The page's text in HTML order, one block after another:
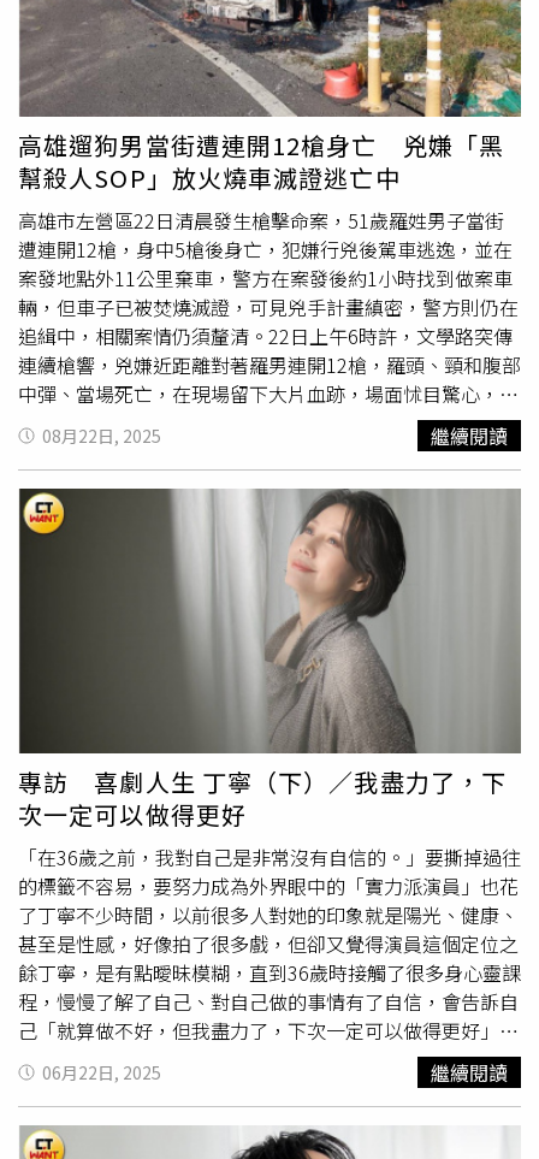
白質食物、25%澱粉食物）原則拿捏，其中蔬菜多一點、澱
粉少一點，就能避免吃過頭，但若真的失手，隔天嘗試輕斷
食，給身體一點休息時間，避免長期以高發炎飲食為主，要
是常出現餐後疲倦、血糖忽高忽低或體重停滯，就該尋求專
業協助，及早調整代謝，避免小毛病拖成大麻煩。
件，最終遭判刑4年2個月定讞，因未入監而遭高雄、橋頭地
檢署通緝。根據《自由時報》報導，羅男近年與同居人搬入
左營文學路，不到一年。鄰居透露，他常駕駛BMW、賓士
等進口車出入，鮮少與社區互動，給人財力不俗的印象。此
外，羅男與2024年7月遭11槍狙殺身亡的台南市區漁會前理
事長林士傑熟識，兩人甚至有所淵源。由於本案槍手手法與
林士傑命案極為相似，引發外界聯想是否涉及同一脈絡的黑
道糾紛。警方強調，兇嫌對死者行蹤瞭若指掌，且在犯案、
逃逸及棄車路線皆展現高度規劃，顯示整起案件極可能為精
心策畫的謀殺。目前專案小組正全力追緝在逃槍手，並調查
背後是否牽涉黑道或其他恩怨。
高雄遛狗男當街遭連開12槍身亡 兇嫌「黑
幫殺人SOP」放火燒車滅證逃亡中
高雄市左營區22日清晨發生槍擊命案，51歲羅姓男子當街
遭連開12槍，身中5槍後身亡，犯嫌行兇後駕車逃逸，並在
案發地點外11公里棄車，警方在案發後約1小時找到做案車
輛，但車子已被焚燒滅證，可見兇手計畫縝密，警方則仍在
追緝中，相關案情仍須釐清。22日上午6時許，文學路突傳
連續槍響，兇嫌近距離對著羅男連開12槍，羅頭、頸和腹部
中彈、當場死亡，在現場留下大片血跡，場面怵目驚心，附
近民眾見狀連忙報警。警方趕抵後立即封鎖現場，調閱監視
器後鎖定白色自小客車犯案，在案發後1小時找到作案車
輛，但該車被棄置田邊，還遭焚毀滅證，可見犯嫌計畫縝
密、早有預謀，還製造斷點增加警方辦案難度。而殺人後放
火燒車滅證也是黑幫常用手法，桃園市黑幫角頭「黑人」郭
信一遭狙殺案，以及台南漁會理事長林士傑
遭槍殺，兇嫌都
在犯案後燒車，目前2案兇嫌皆未落網，讓人懷疑案情並不
單純。據悉，羅男是詐欺和竊盜通緝犯，而兇嫌22日清晨就
在羅男家旁公園埋伏，見其現身還與他談判，警方則正追捕
兇手中，相關案情仍須釐清。
08月22日, 2025 繼續閱讀
專訪 喜劇人生 丁寧（下）／我盡力了，下
次一定可以做得更好
「在36歲之前，我對自己是非常沒有自信的。」要撕掉過往
的標籤不容易，要努力成為外界眼中的「實力派演員」也花
了丁寧不少時間，以前很多人對她的印象就是陽光、健康、
甚至是性感，好像拍了很多戲，但卻又覺得演員這個定位之
餘丁寧，是有點曖昧模糊，直到36歲時接觸了很多身心靈課
程，慢慢了解了自己、對自己做的事情有了自信，會告訴自
己「就算做不好，但我盡力了，下次一定可以做得更好」，
以往會擔心戲沒演好，但其實每個角色都有自己的命運，至
少自己拿出百分之百的努力了，那份自信是來自於對自己的
接受，而不是外界給予的看法。「撕掉標籤很不容易，但是
是一個非常有趣的過程，有些男生很無聊，喜歡用妳做過的
06月22日, 2025 繼續閱讀